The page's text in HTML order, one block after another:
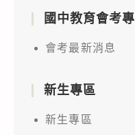
國中教育會考
會考最新消息
新生專區
新生專區